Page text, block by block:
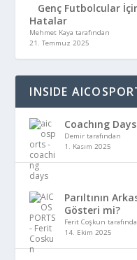
Genç Futbolcular
Hatalar
Mehmet Kaya tarafından
21. Temmuz 2025
INSIDE
Coachıng
Demir tarafından
1. Kasım 2025
Parıltının
Gösteri mi?
Ferit Coşkun
14. Ekim 2025